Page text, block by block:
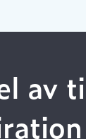
av